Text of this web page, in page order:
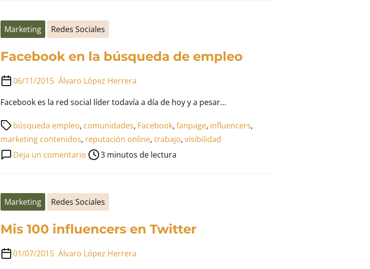
aplicado
a
caso
Hawkers
Marketing Redes Sociales
Facebook en la búsqueda de empleo
06/11/2015 Álvaro López Herrera
Facebook es la red social líder todavía a día de hoy y a pesar…
búsqueda empleo, comunidades, Facebook, fanpage, influencers,
marketing contenidos, reputación online, trabajo, visibilidad
Deja un comentarioen
la
búsqueda
empleo
Tiempo
de
lectura
entrada
3 minutos de lectura
Marketing Redes Sociales
Mis 100 influencers en Twitter
01/07/2015 Álvaro López Herrera